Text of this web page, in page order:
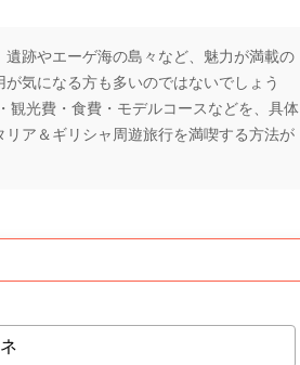
跡やエーゲ海の島々など、魅力が満載の
気になる方も多いのではないでしょう
観光費・食費・モデルコースなどを、具体
ア＆ギリシャ周遊旅行を満喫する方法が